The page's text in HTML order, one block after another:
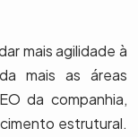
mais agilidade à
mais as áreas
da companhia,
estrutural.